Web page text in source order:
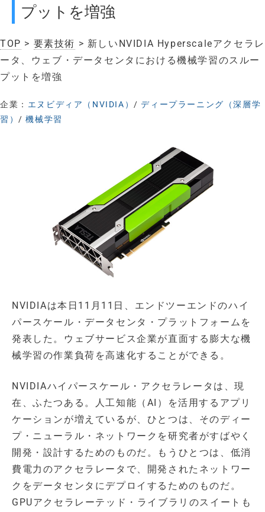
プットを増強
TOP > 要素技術 > 新しいNVIDIA Hyperscaleアクセラレ
ータ、ウェブ・データセンタにおける機械学習のスルー
プットを増強
企業： エヌビディア（NVIDIA）/ディープラーニング（深層学
習）/機械学習
NVIDIAは本日11月11日、エンドツーエンドのハイ
パースケール・データセンタ・プラットフォームを
発表した。ウェブサービス企業が直面する膨大な機
械学習の作業負荷を高速化することができる。
NVIDIAハイパースケール・アクセラレータは、現
在、ふたつある。人工知能（AI）を活用するアプリ
ケーションが増えているが、ひとつは、そのディー
プ・ニューラル・ネットワークを研究者がすばやく
開発・設計するためのものだ。もうひとつは、低消
費電力のアクセラレータで、開発されたネットワー
クをデータセンタにデプロイするためのものだ。
GPUアクセラレーテッド・ライブラリのスイートも